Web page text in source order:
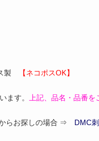
製 【ネコポスOK】
ます。 上記、品名・品番を
お探しの場合 ⇒ DMC